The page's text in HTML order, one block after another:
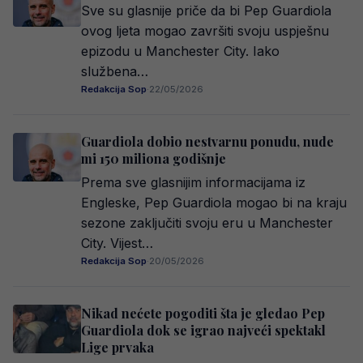
Sve su glasnije priče da bi Pep Guardiola
ovog ljeta mogao završiti svoju uspješnu
epizodu u Manchester City. Iako
službena…
Redakcija Sop·22/05/2026
Guardiola dobio nestvarnu ponudu, nude
mi 150 miliona godišnje
Prema sve glasnijim informacijama iz
Engleske, Pep Guardiola mogao bi na kraju
sezone zaključiti svoju eru u Manchester
City. Vijest…
Redakcija Sop·20/05/2026
Nikad nećete pogoditi šta je gledao Pep
Guardiola dok se igrao najveći spektakl
Lige prvaka